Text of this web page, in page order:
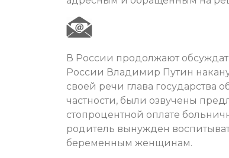
В России продолжают
России Владимир Путин
своей речи глава
частности, были озвучены
стопроцентной оплате
родитель вынужден
беременным женщинам.